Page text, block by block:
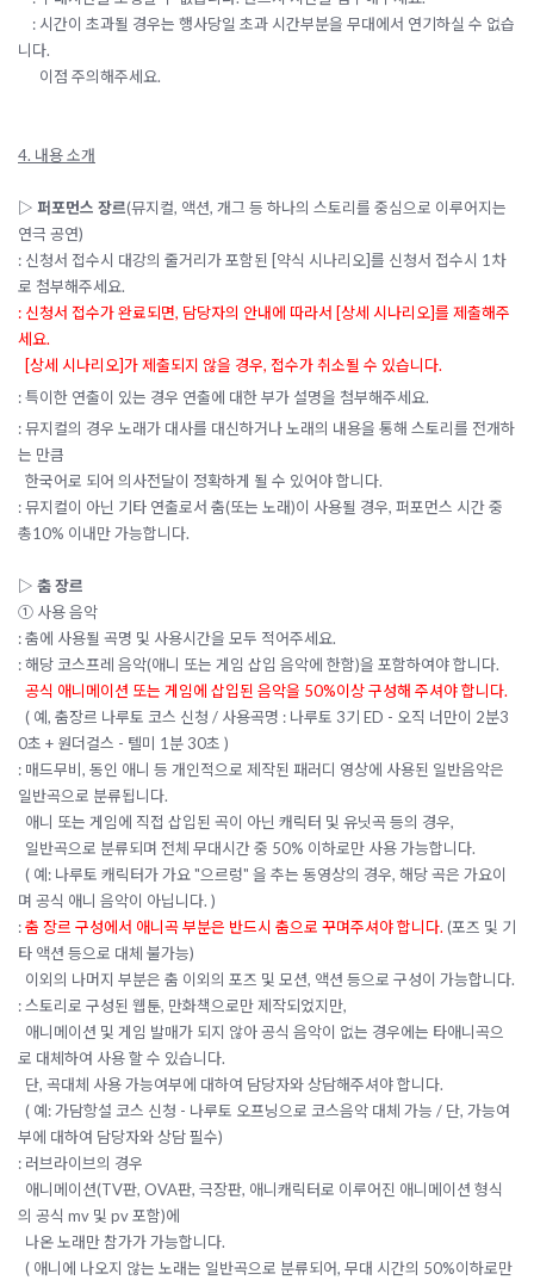
: 시간이 초과될 경우는 행사당일 초과 시간부분을 무대에서 연기하실 수 없습
니다.
이점 주의해주세요.
4. 내용 소개
▷ 퍼포먼스 장르(뮤지컬, 액션, 개그 등 하나의 스토리를 중심으로 이루어지는
연극 공연)
: 신청서 접수시 대강의 줄거리가 포함된 [약식 시나리오]를 신청서 접수시 1차
로 첨부해주세요.
: 신청서 접수가 완료되면, 담당자의 안내에 따라서 [상세 시나리오]를 제출해주
세요.
[상세 시나리오]가 제출되지 않을 경우, 접수가 취소될 수 있습니다.
: 특이한 연출이 있는 경우 연출에 대한 부가 설명을 첨부해주세요.
: 뮤지컬의 경우 노래가 대사를 대신하거나 노래의 내용을 통해 스토리를 전개하
는 만큼
한국어로 되어 의사전달이 정확하게 될 수 있어야 합니다.
: 뮤지컬이 아닌 기타 연출로서 춤(또는 노래)이 사용될 경우, 퍼포먼스 시간 중
총10% 이내만 가능합니다.
▷ 춤 장르
① 사용 음악
: 춤에 사용될 곡명 및 사용시간을 모두 적어주세요.
: 해당 코스프레 음악(애니 또는 게임 삽입 음악에 한함)을 포함하여야 합니다.
공식 애니메이션 또는 게임에 삽입된 음악을 50%이상 구성해 주셔야 합니다.
( 예, 춤장르 나루토 코스 신청 / 사용곡명 : 나루토 3기 ED - 오직 너만이 2분3
0초 + 원더걸스 - 텔미 1분 30초 )
: 매드무비, 동인 애니 등 개인적으로 제작된 패러디 영상에 사용된 일반음악은
일반곡으로 분류됩니다.
애니 또는 게임에 직접 삽입된 곡이 아닌 캐릭터 및 유닛곡 등의 경우,
일반곡으로 분류되며 전체 무대시간 중 50% 이하로만 사용 가능합니다.
( 예: 나루토 캐릭터가 가요 "으르렁" 을 추는 동영상의 경우, 해당 곡은 가요이
며 공식 애니 음악이 아닙니다. )
:춤 장르 구성에서 애니곡 부분은 반드시 춤으로 꾸며주셔야 합니다. (포즈 및 기
타 액션 등으로 대체 불가능)
이외의 나머지 부분은 춤 이외의 포즈 및 모션, 액션 등으로 구성이 가능합니다.
: 스토리로 구성된 웹툰, 만화책으로만 제작되었지만,
애니메이션 및 게임 발매가 되지 않아 공식 음악이 없는 경우에는 타애니곡으
로 대체하여 사용 할 수 있습니다.
단, 곡대체 사용 가능여부에 대하여 담당자와 상담해주셔야 합니다.
( 예: 가담항설 코스 신청 - 나루토 오프닝으로 코스음악 대체 가능 / 단, 가능여
부에 대하여 담당자와 상담 필수)
: 러브라이브의 경우
애니메이션(TV판, OVA판, 극장판, 애니캐릭터로 이루어진 애니메이션 형식
의 공식 mv 및 pv 포함)에
나온 노래만 참가가 가능합니다.
( 애니에 나오지 않는 노래는 일반곡으로 분류되어, 무대 시간의 50%이하로만